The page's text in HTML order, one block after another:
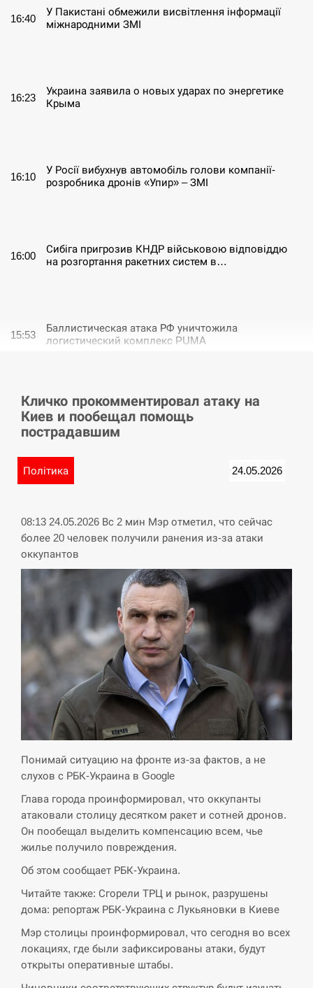
16:40
У Пакистані обмежили висвітлення інформації
міжнародними ЗМІ
16:23
Украина заявила о новых ударах по энергетике
Крыма
16:10
У Росії вибухнув автомобіль голови компанії-
розробника дронів «Упир» – ЗМІ
16:00
Сибіга пригрозив КНДР військовою відповіддю
на розгортання ракетних систем в…
15:53
Баллистическая атака РФ уничтожила
логистический комплекс PUMA
15:40
У Німеччині удар блискавки розділив навпіл
місто в Баварії
Пытки военнообязанного на Закарпатье:
СЕРПЕНЬ
15:10
Марокко через міграційну кризу –…
СЕРПЕНЬ
15:00
РФ провела новий раунд таємних зустрічей з
Європою щодо війни…
СЕРПЕНЬ
14:53
Экс-послу в США Стефанишиной вручили новое
подозрение и избирают меру…
СЕРПЕНЬ
У Росії розгортається ракетний підрозділ КНДР –
Reuters
СЕРПЕНЬ
14:23
хотя у партнеров они…
СЕРПЕНЬ
14:10
У Румунії затоплять чотири баржі для
збільшення потоку води до…
Кличко прокомментировал атаку на
Киев и пообещал помощь
пострадавшим
Політика 24.05.2026
08:13 24.05.2026 Вс 2 мин Мэр отметил, что сейчас
более 20 человек получили ранения из-за атаки
оккупантов
Понимай ситуацию на фронте из-за фактов, а не
слухов с РБК-Украина в Google
Глава города проинформировал, что оккупанты
атаковали столицу десятком ракет и сотней дронов.
Он пообещал выделить компенсацию всем, чье
жилье получило повреждения.
Об этом сообщает РБК-Украина.
Читайте также: Сгорели ТРЦ и рынок, разрушены
дома: репортаж РБК-Украина с Лукьяновки в Киеве
Мэр столицы проинформировал, что сегодня во всех
локациях, где были зафиксированы атаки, будут
открыты оперативные штабы.